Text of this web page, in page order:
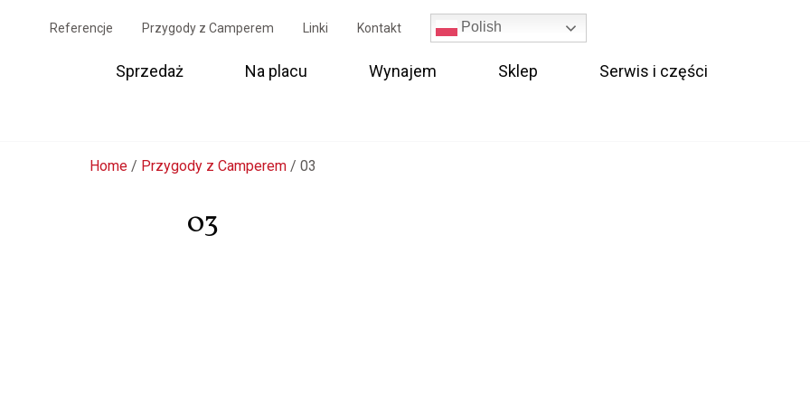
Sprzedaż Na placu Wynajem Sklep Serwis i części
Referencje Przygody z Camperem Linki Kontakt Polish
Home/ Przygody z Camperem/ 03
03